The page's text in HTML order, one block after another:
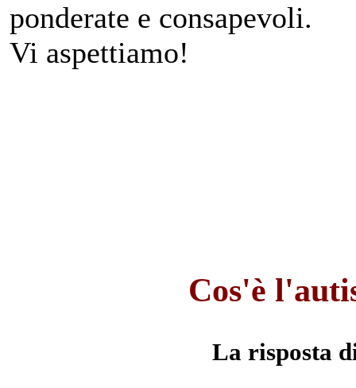
ponderate e consapevoli.
Vi aspettiamo!
Cos'è
La risposta